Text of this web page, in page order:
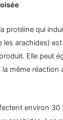
protéine qui
arachides)
Elle peut
la même réaction
environ 30